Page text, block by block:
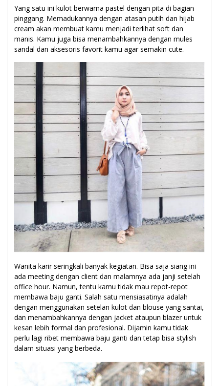
Yang satu ini kulot berwarna pastel dengan pita di bagian
pinggang. Memadukannya dengan atasan putih dan hijab
cream akan membuat kamu menjadi terlihat soft dan
manis. Kamu juga bisa menambahkannya dengan mules
sandal dan aksesoris favorit kamu agar semakin cute.
Wanita karir seringkali banyak kegiatan. Bisa saja siang ini
ada meeting dengan client dan malamnya ada janji setelah
office hour. Namun, tentu kamu tidak mau repot-repot
membawa baju ganti. Salah satu mensiasatinya adalah
dengan menggunakan setelan kulot dan blouse yang santai,
dan menambahkannya dengan jacket ataupun blazer untuk
kesan lebih formal dan profesional. Dijamin kamu tidak
perlu lagi ribet membawa baju ganti dan tetap bisa stylish
dalam situasi yang berbeda.